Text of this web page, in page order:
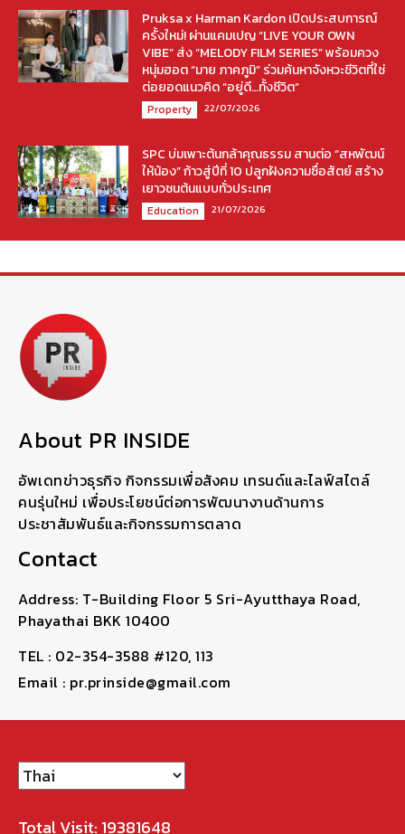
Pruksa x Harman Kardon เปิดประสบการณ์
ครั้งใหม่! ผ่านแคมเปญ “LIVE YOUR OWN
VIBE” ส่ง “MELODY FILM SERIES” พร้อมควง
หนุ่มฮอต “มาย ภาคภูมิ” ร่วมค้นหาจังหวะชีวิตที่ใช่
ต่อยอดแนวคิด “อยู่ดี…ทั้งชีวิต”
Property 22/07/2026
SPC บ่มเพาะต้นกล้าคุณธรรม สานต่อ “สหพัฒน์
ให้น้อง” ก้าวสู่ปีที่ 10 ปลูกฝังความซื่อสัตย์ สร้าง
เยาวชนต้นแบบทั่วประเทศ
Education 21/07/2026
About PR INSIDE
อัพเดทข่าวธุรกิจ กิจกรรมเพื่อสังคม เทรนด์และไลฟ์สไตล์
คนรุ่นใหม่ เพื่อประโยชน์ต่อการพัฒนางานด้านการ
ประชาสัมพันธ์และกิจกรรมการตลาด
Contact
Address: T-Building Floor 5 Sri-Ayutthaya Road,
Phayathai BKK 10400
TEL : 02-354-3588 #120, 113
Email : pr.prinside@gmail.com
Total Visit: 19381648